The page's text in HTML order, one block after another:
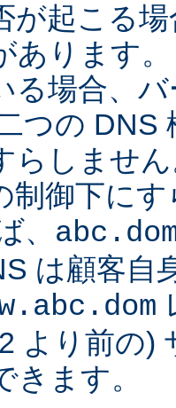
が起こる
あります
る場合、
つの DNS
らしませ
制御下に
、
は顧客自
より前の)
ます。